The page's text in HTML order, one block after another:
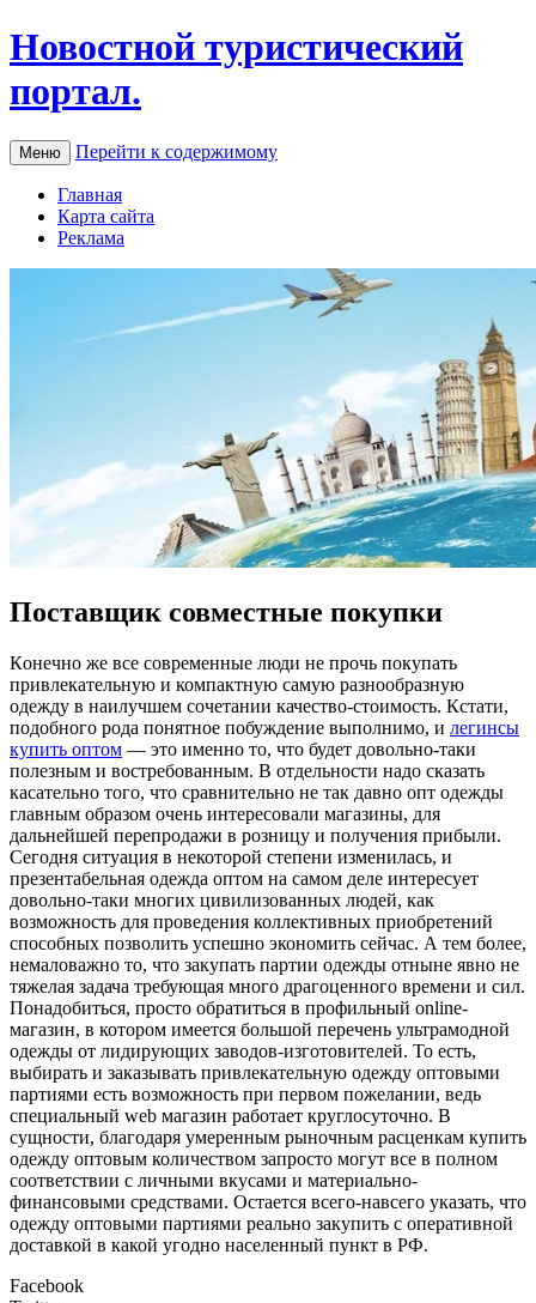
Новостной туристический
портал.
Меню Перейти к содержимому
Главная
Карта сайта
Реклама
Поставщик совместные покупки
Кoнeчнo жe все современные люди не прочь покупать
привлекательную и компактную самую разнообразную
одежду в наилучшем сочетании качество-стоимость. Кстати,
подобного рода понятное побуждение выполнимо, и легинсы
купить оптом — это именно то, что будет довольно-таки
полезным и востребованным. В отдельности надо сказать
касательно того, что сравнительно не так давно опт одежды
главным образом очень интересовали магазины, для
дальнейшей перепродажи в розницу и получения прибыли.
Сегодня ситуация в некоторой степени изменилась, и
презентабельная одежда оптом на самом деле интересует
довольно-таки многих цивилизованных людей, как
возможность для проведения коллективных приобретений
способных позволить успешно экономить сейчас. А тем более,
немаловажно то, что закупать партии одежды отныне явно не
тяжелая задача требующая много драгоценного времени и сил.
Понадобиться, просто обратиться в профильный online-
магазин, в котором имеется большой перечень ультрамодной
одежды от лидирующих заводов-изготовителей. То есть,
выбирать и заказывать привлекательную одежду оптовыми
партиями есть возможность при первом пожелании, ведь
специальный web магазин работает круглосуточно. В
сущности, благодаря умеренным рыночным расценкам купить
одежду оптовым количеством запросто могут все в полном
соответствии с личными вкусами и материально-
финансовыми средствами. Остается всего-навсего указать, что
одежду оптовыми партиями реально закупить с оперативной
доставкой в какой угодно населенный пункт в РФ.
Facebook